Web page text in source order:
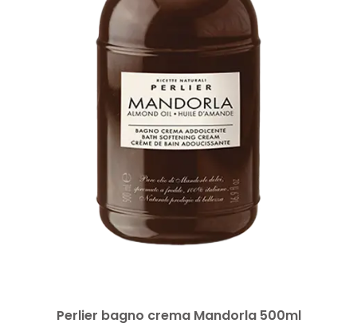
Perlier bagno crema Mandorla 500ml